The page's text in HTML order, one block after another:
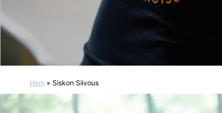
Hem » Siskon Siivous